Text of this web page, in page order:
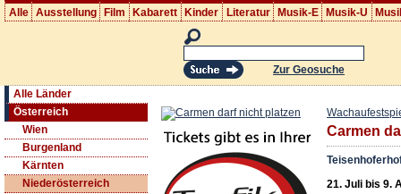
Alle Ausstellung Film Kabarett Kinder Literatur Musik-E Musik-U
Zur Geosuche
Alle Länder
Österreich
Wien
Burgenland
Kärnten
Niederösterreich
Carmen
21. Juli bis 9.